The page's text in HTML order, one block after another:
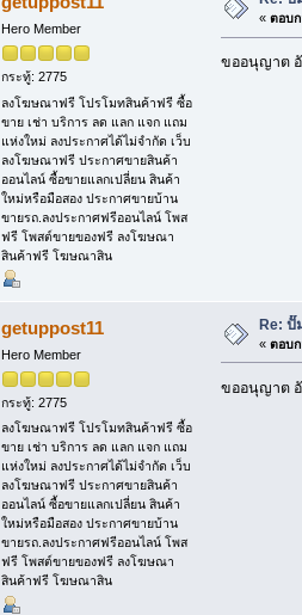
Hero Member
กระทู้: 2775
ลงโฆษณาฟรี โปรโมทสินค้าฟรี ซื้อ
ขาย เช่า บริการ ลด แลก แจก แถม
แห่งใหม่ ลงประกาศได้ไม่จำกัด เว็บ
ลงโฆษณาฟรี ประกาศขายสินค้า
ออนไลน์ ซื้อขายแลกเปลี่ยน สินค้า
ใหม่หรือมือสอง ประกาศขายบ้าน
ขายรถ.ลงประกาศฟรีออนไลน์ โพส
ฟรี โพสต์ขายของฟรี ลงโฆษณา
สินค้าฟรี โฆษณาสิน
« ตอบก
ขออนุญาต
getuppost11
Hero Member
กระทู้: 2775
ลงโฆษณาฟรี โปรโมทสินค้าฟรี ซื้อ
ขาย เช่า บริการ ลด แลก แจก แถม
แห่งใหม่ ลงประกาศได้ไม่จำกัด เว็บ
ลงโฆษณาฟรี ประกาศขายสินค้า
ออนไลน์ ซื้อขายแลกเปลี่ยน สินค้า
ใหม่หรือมือสอง ประกาศขายบ้าน
ขายรถ.ลงประกาศฟรีออนไลน์ โพส
ฟรี โพสต์ขายของฟรี ลงโฆษณา
สินค้าฟรี โฆษณาสิน
Re: ปั๊
« ตอบก
ขออนุญาต